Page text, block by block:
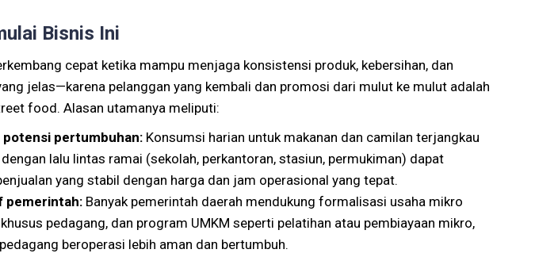
Bisnis Ini
cepat ketika mampu menjaga konsistensi produk, kebersihan, dan
jelas—karena pelanggan yang kembali dan promosi dari mulut ke mulut adalah
food. Alasan utamanya meliputi:
potensi pertumbuhan: Konsumsi harian untuk makanan dan camilan terjangkau
lalu lintas ramai (sekolah, perkantoran, stasiun, permukiman) dapat
yang stabil dengan harga dan jam operasional yang tepat.
pemerintah: Banyak pemerintah daerah mendukung formalisasi usaha mikro
pedagang, dan program UMKM seperti pelatihan atau pembiayaan mikro,
beroperasi lebih aman dan bertumbuh.